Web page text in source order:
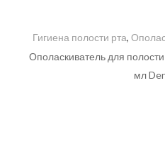
Гигиена полости рта,
Ополаскиватель для
мл